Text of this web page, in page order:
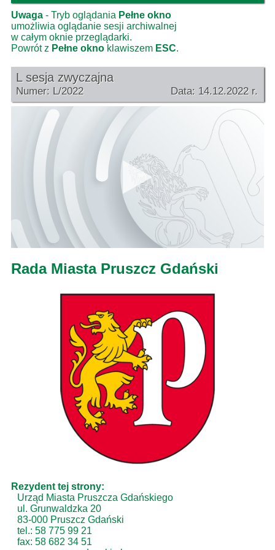
Uwaga - Tryb oglądania Pełne okno
umożliwia oglądanie sesji archiwalnej
w całym oknie przeglądarki.
Powrót z Pełne okno klawiszem ESC.
L sesja zwyczajna
Numer: L/2022 Data: 14.12.2022 r.
Rada Miasta Pruszcz Gdański
Rezydent tej strony:
Urząd Miasta Pruszcza Gdańskiego
ul. Grunwaldzka 20
83-000 Pruszcz Gdański
tel.: 58 775 99 21
fax: 58 682 34 51